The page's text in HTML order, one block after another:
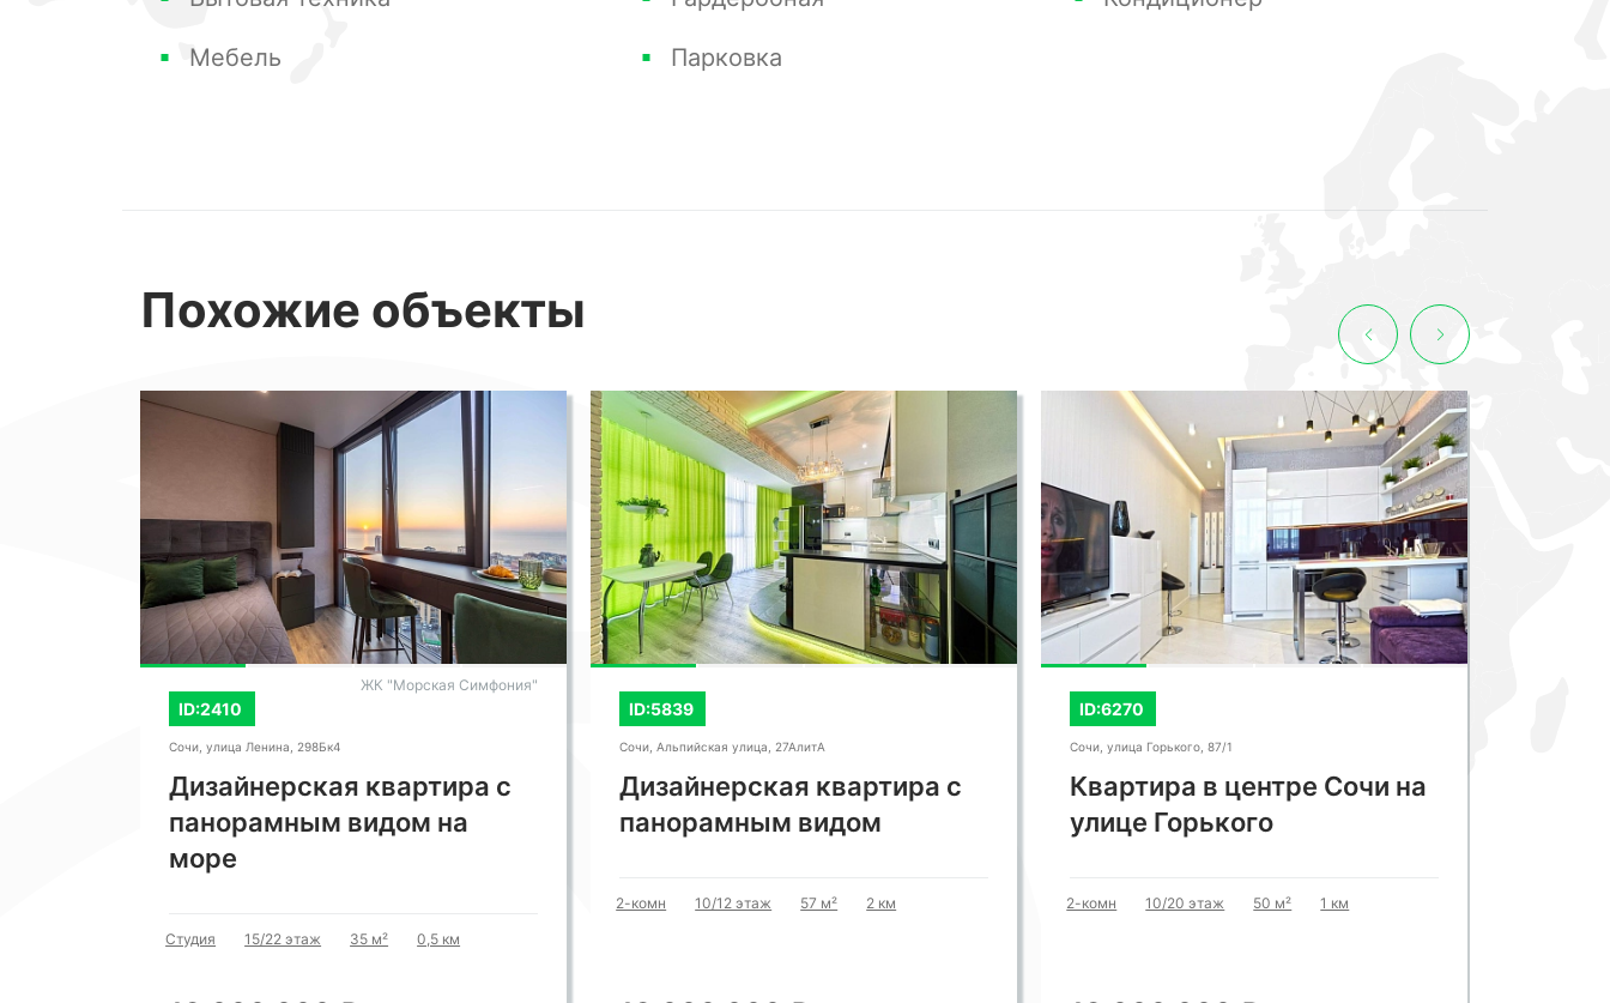
Мебель Парковка
Похожие объекты
СМОТРЕТЬ ВСЕ ФОТО
ID:2410
ЖК "Морская Симфония"
Сочи, улица Ленина, 298Бк4
Дизайнерская квартира с
панорамным видом на
море
Студия 15/22 этаж 35 м² 0,5 км
ID:5839
Сочи, Альпийская улица, 27АлитА
Дизайнерская квартира с
панорамным видом
2-комн 10/12 этаж 57 м² 2 км
ID:6270
Сочи, улица Горького, 87/1
Квартира в центре Сочи на
улице Горького
2-комн 10/20 этаж 50 м² 1 км